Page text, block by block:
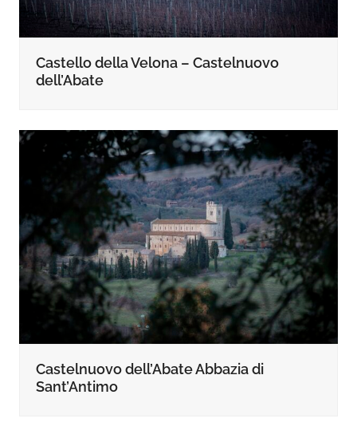
Castello della Velona – Castelnuovo
dell’Abate
Castelnuovo dell’Abate Abbazia di
Sant’Antimo